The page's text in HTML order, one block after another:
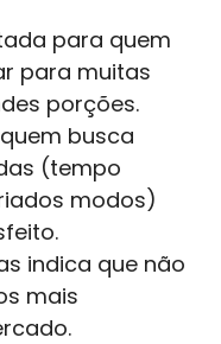
para quem
para muitas
porções.
busca
(tempo
modos)
indica que não
mais